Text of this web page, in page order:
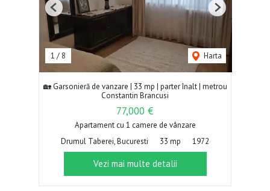
1 / 8 Harta
Previous Next
🏡 Garsonieră de vanzare | 33 mp | parter înalt | metrou
Constantin Brancusi
77,000 €
Apartament cu 1 camere de vânzare
Drumul Taberei, Bucuresti
33 mp 1972
Vezi mai multe detalii